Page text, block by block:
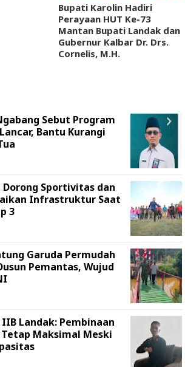
Bupati Karolin Hadiri
Perayaan HUT Ke-73
Mantan Bupati Landak dan
Gubernur Kalbar Dr. Drs.
Cornelis, M.H.
Sebut Program
Bantu Kurangi
Sportivitas dan
Infrastruktur Saat
3
Garuda Permudah
Pemantas, Wujud
Landak: Pembinaan
Maksimal Meski